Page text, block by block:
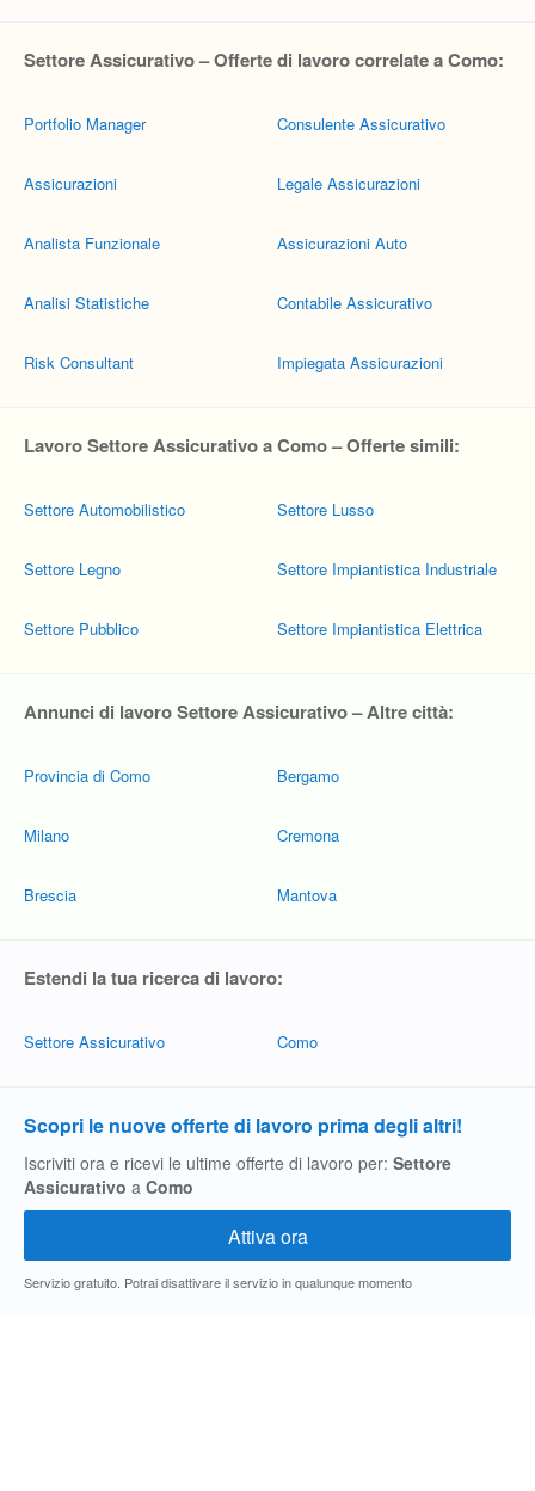
Settore Assicurativo – Offerte di lavoro correlate a Como:
Portfolio Manager
Assicurazioni
Analista Funzionale
Analisi Statistiche
Risk Consultant
Consulente Assicurativo
Legale Assicurazioni
Assicurazioni Auto
Contabile Assicurativo
Impiegata Assicurazioni
Lavoro Settore Assicurativo a Como – Offerte simili:
Settore Automobilistico
Settore Legno
Settore Pubblico
Settore Lusso
Settore Impiantistica Industriale
Settore Impiantistica Elettrica
Annunci di lavoro Settore Assicurativo – Altre città:
Provincia di Como
Milano
Brescia
Bergamo
Cremona
Mantova
Estendi la tua ricerca di lavoro:
Settore Assicurativo Como
Scopri le nuove offerte di lavoro prima degli altri!
Iscriviti ora e ricevi le ultime offerte di lavoro per: Settore
Assicurativo a Como
Servizio gratuito. Potrai disattivare il servizio in qualunque momento